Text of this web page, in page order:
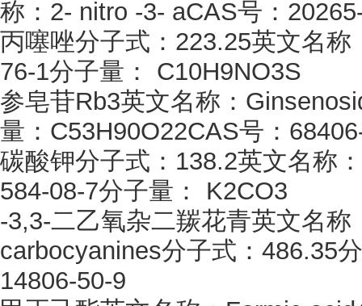
称：2- nitro -3- aCAS号：
丙噻唑分子式： 223.25英文名称
76-1分子量： C10H9NO3S
参皂苷Rb3英文名称：
量：C53H90O22CAS号：
碳酸钾分子式： 138.2英文名称
584-08-7分子量： K2CO3
-3,3-二乙氧杂二羰花青英文名
carbocyanines分子式：486.35
14806-50-9